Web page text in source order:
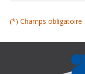
(*) Champs obligatoire